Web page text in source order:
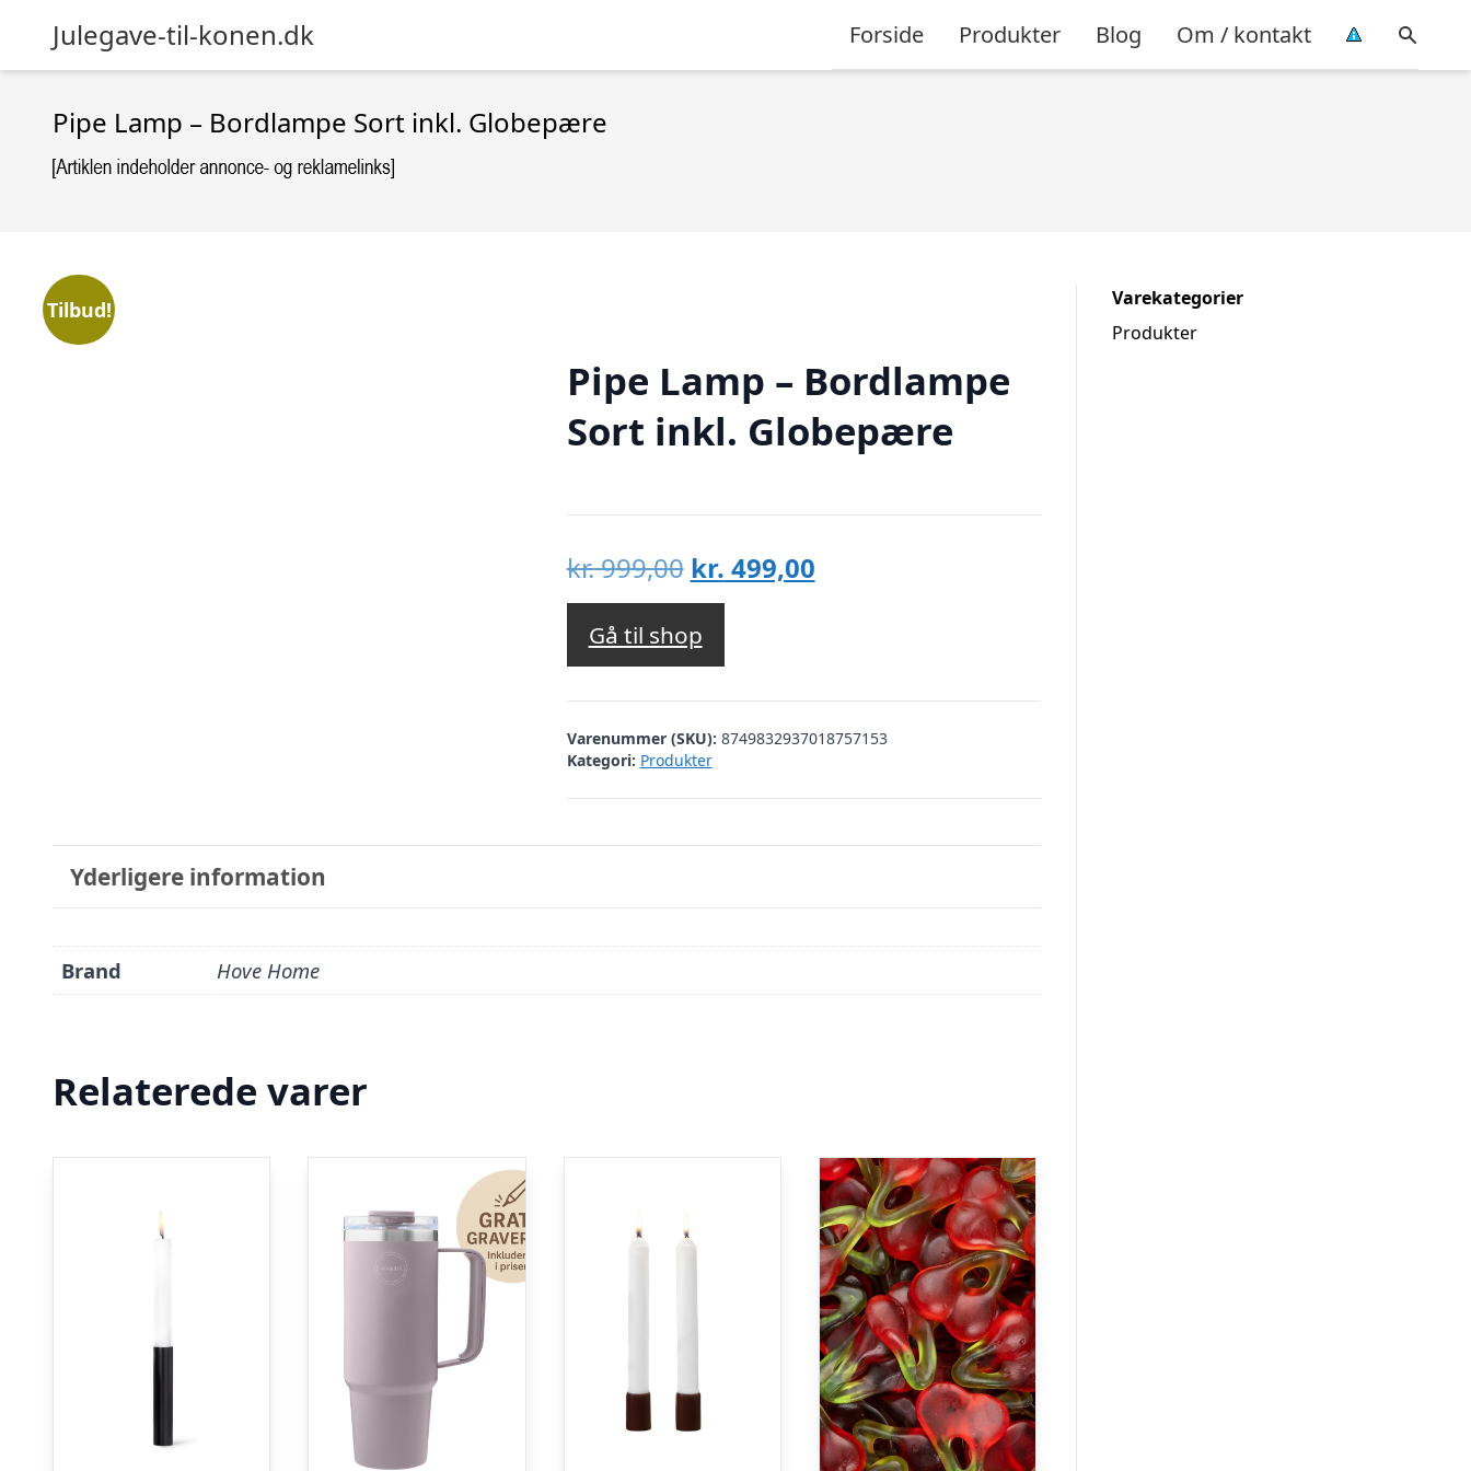
Julegave-til-konen.dk Forside Produkter Blog Om / kontakt
Pipe Lamp – Bordlampe Sort inkl. Globepære
Tilbud!
Pipe Lamp – Bordlampe
Sort inkl. Globepære
kr.999,00 Den
oprindelige
pris
var:
kr. 999,00.
kr. 499,00Den
kr. 499,00.
Gå til shop
Varenummer (SKU): 8749832937018757153
Kategori: Produkter
Yderligere information
Brand Hove Home
Relaterede varer
Varekategorier
Produkter